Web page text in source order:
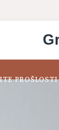
PROŠLOSTI